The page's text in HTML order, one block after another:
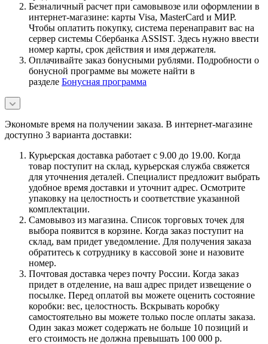
Безналичный расчет при самовывозе или оформлении в
интернет-магазине: карты Visa, MasterCard и МИР.
Чтобы оплатить покупку, система перенаправит вас на
сервер системы Сбербанка ASSIST. Здесь нужно ввести
номер карты, срок действия и имя держателя.
Оплачивайте заказ бонусными рублями. Подробности о
бонусной программе вы можете найти в
разделе Бонусная программа
Экономьте время на получении заказа. В интернет-магазине
доступно 3 варианта доставки:
Курьерская доставка работает с 9.00 до 19.00. Когда
товар поступит на склад, курьерская служба свяжется
для уточнения деталей. Специалист предложит выбрать
удобное время доставки и уточнит адрес. Осмотрите
упаковку на целостность и соответствие указанной
комплектации.
Самовывоз из магазина. Список торговых точек для
выбора появится в корзине. Когда заказ поступит на
склад, вам придет уведомление. Для получения заказа
обратитесь к сотруднику в кассовой зоне и назовите
номер.
Почтовая доставка через почту России. Когда заказ
придет в отделение, на ваш адрес придет извещение о
посылке. Перед оплатой вы можете оценить состояние
коробки: вес, целостность. Вскрывать коробку
самостоятельно вы можете только после оплаты заказа.
Один заказ может содержать не больше 10 позиций и
его стоимость не должна превышать 100 000 р.